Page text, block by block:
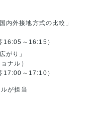
内外接地方式の比較」
16:05～16:15）
がり」
ナル）
17:00～17:10）
が担当